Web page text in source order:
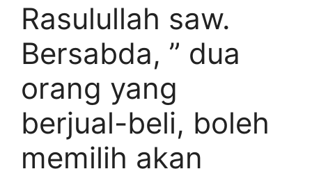
Rasulullah saw.
Bersabda, ” dua
orang yang
berjual-beli, boleh
memilih akan